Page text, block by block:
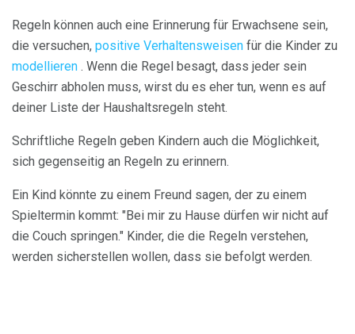
Regeln können auch eine Erinnerung für Erwachsene sein,
die versuchen, positive Verhaltensweisen für die Kinder zu
modellieren . Wenn die Regel besagt, dass jeder sein
Geschirr abholen muss, wirst du es eher tun, wenn es auf
deiner Liste der Haushaltsregeln steht.
Schriftliche Regeln geben Kindern auch die Möglichkeit,
sich gegenseitig an Regeln zu erinnern.
Ein Kind könnte zu einem Freund sagen, der zu einem
Spieltermin kommt: "Bei mir zu Hause dürfen wir nicht auf
die Couch springen." Kinder, die die Regeln verstehen,
werden sicherstellen wollen, dass sie befolgt werden.